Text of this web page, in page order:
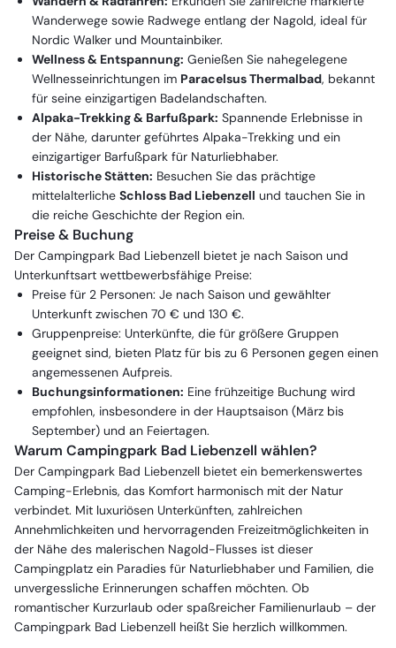
Wanderwege sowie Radwege entlang der Nagold, ideal für
Nordic Walker und Mountainbiker.
Wellness & Entspannung: Genießen Sie nahegelegene
Wellnesseinrichtungen im Paracelsus Thermalbad, bekannt
für seine einzigartigen Badelandschaften.
Alpaka-Trekking & Barfußpark: Spannende Erlebnisse in
der Nähe, darunter geführtes Alpaka-Trekking und ein
einzigartiger Barfußpark für Naturliebhaber.
Historische Stätten: Besuchen Sie das prächtige
mittelalterliche Schloss Bad Liebenzell und tauchen Sie in
die reiche Geschichte der Region ein.
Preise & Buchung
Der Campingpark Bad Liebenzell bietet je nach Saison und
Unterkunftsart wettbewerbsfähige Preise:
Preise für 2 Personen: Je nach Saison und gewählter
Unterkunft zwischen 70 € und 130 €.
Gruppenpreise: Unterkünfte, die für größere Gruppen
geeignet sind, bieten Platz für bis zu 6 Personen gegen einen
angemessenen Aufpreis.
Buchungsinformationen: Eine frühzeitige Buchung wird
empfohlen, insbesondere in der Hauptsaison (März bis
September) und an Feiertagen.
Warum Campingpark Bad Liebenzell wählen?
Der Campingpark Bad Liebenzell bietet ein bemerkenswertes
Camping-Erlebnis, das Komfort harmonisch mit der Natur
verbindet. Mit luxuriösen Unterkünften, zahlreichen
Annehmlichkeiten und hervorragenden Freizeitmöglichkeiten in
der Nähe des malerischen Nagold-Flusses ist dieser
Campingplatz ein Paradies für Naturliebhaber und Familien, die
unvergessliche Erinnerungen schaffen möchten. Ob
romantischer Kurzurlaub oder spaßreicher Familienurlaub – der
Campingpark Bad Liebenzell heißt Sie herzlich willkommen.